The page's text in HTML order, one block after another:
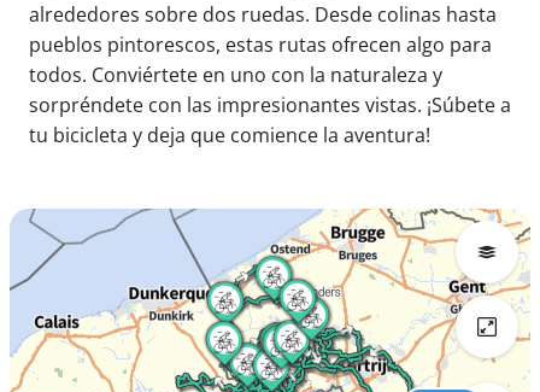
alrededores sobre dos ruedas. Desde colinas hasta
pueblos pintorescos, estas rutas ofrecen algo para
todos. Conviértete en uno con la naturaleza y
sorpréndete con las impresionantes vistas. ¡Súbete a
tu bicicleta y deja que comience la aventura!